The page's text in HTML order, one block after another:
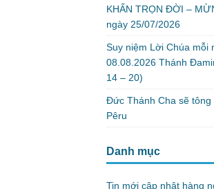
KHẤN TRỌN ĐỜI –
ngày 25/07/2026
Suy niệm Lời Chúa mỗi
08.08.2026 Thánh
14 – 20)
Đức Thánh Cha sẽ tông
Pêru
Danh mục
Tin mới cập nhật hàng